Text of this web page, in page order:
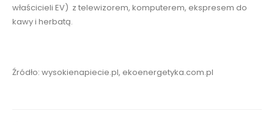
właścicieli EV) z telewizorem, komputerem, ekspresem do
kawy i herbatą.
Źródło: wysokienapiecie.pl, ekoenergetyka.com.pl